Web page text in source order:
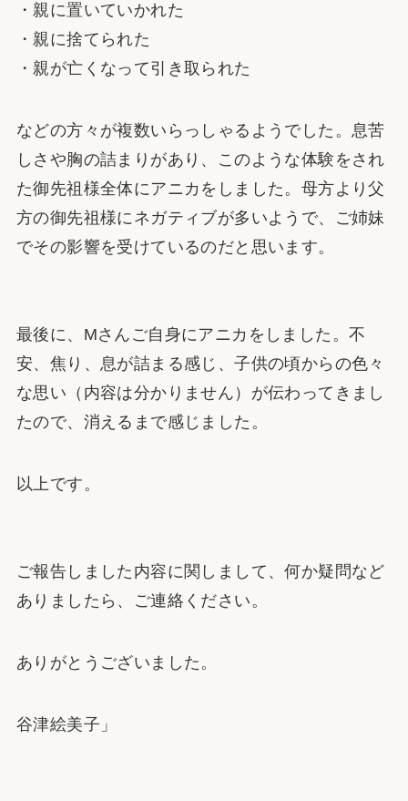
・親に置いていかれた
・親に捨てられた
・親が亡くなって引き取られた
などの方々が複数いらっしゃるようでした。息苦
しさや胸の詰まりがあり、このような体験をされ
た御先祖様全体にアニカをしました。母方より父
方の御先祖様にネガティブが多いようで、ご姉妹
でその影響を受けているのだと思います。
最後に、Mさんご自身にアニカをしました。不
安、焦り、息が詰まる感じ、子供の頃からの色々
な思い（内容は分かりません）が伝わってきまし
たので、消えるまで感じました。
以上です。
ご報告しました内容に関しまして、何か疑問など
ありましたら、ご連絡ください。
ありがとうございました。
谷津絵美子」